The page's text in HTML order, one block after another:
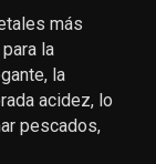
más
la
la
acidez, lo
pescados,